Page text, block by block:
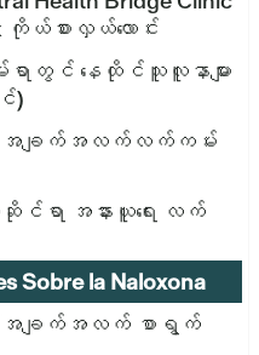
ယ်စားလှယ်လောင်း
ာတွင် နေထိုင်သူလူနာများ
)
းအချက်အလက်လက်ကမ်း
င်ရာ အနားယူရေး လက်
Sobre la Naloxona
ချက်အလက် စာရွက်